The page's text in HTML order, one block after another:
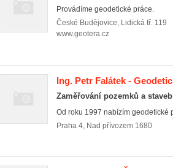
Provádíme geodetické práce.
České Budějovice, Lidická tř. 119
www.geotera.cz
Ing. Petr Falátek -
Zaměřování pozemků a staveb
Od roku 1997 nabízím geodetické
Praha 4, Nad přívozem 1680